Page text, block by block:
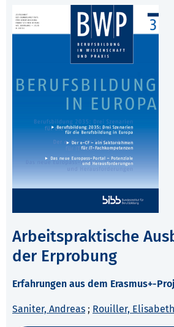
Arbeitspraktische
der Erprobung
Erfahrungen aus dem Erasmus+-
Saniter, Andreas ; Rouiller, Elisabeth